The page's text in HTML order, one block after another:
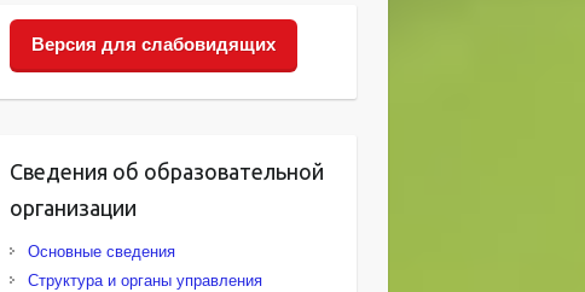
Версия для слабовидящих
Сведения об образовательной
организации
Основные сведения
Структура и органы управления